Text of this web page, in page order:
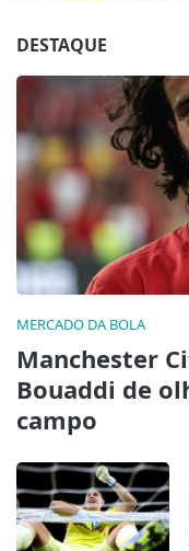
DESTAQUE
MERCADO DA BOLA
Manchester
Bouaddi de
campo